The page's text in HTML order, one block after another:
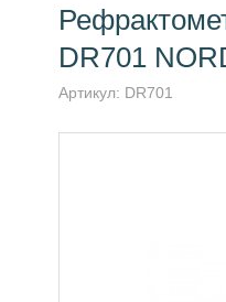
DR701
Артикул: DR701